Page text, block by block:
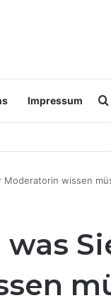
Impressum
Moderatorin wissen